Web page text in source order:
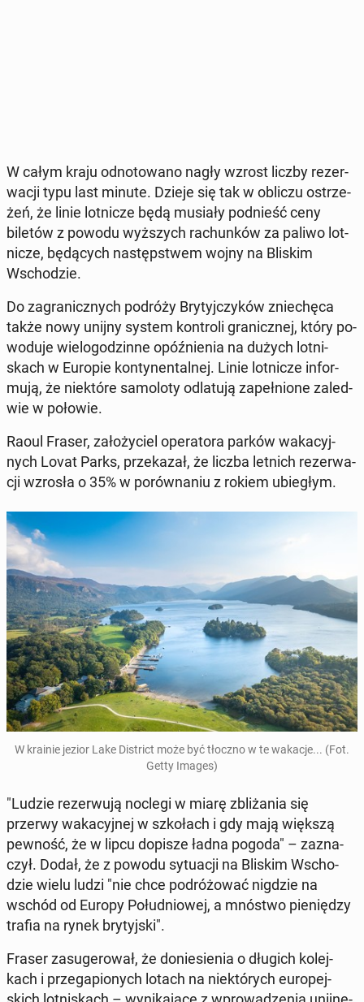
W całym kraju od­no­to­wa­no nagły wzrost liczby re­zer­
wa­cji typu last minute. Dzieje się tak w obliczu ostrze­
żeń, że linie lot­ni­cze będą musiały pod­nieść ceny
biletów z powodu wyż­szych ra­chun­ków za paliwo lot­
ni­cze, bę­dą­cych na­stęp­stwem wojny na Bliskim
Wscho­dzie.
Do za­gra­nicz­nych podróży Bry­tyj­czy­ków znie­chę­ca
także nowy unijny system kon­tro­li gra­nicz­nej, który po­
wo­du­je wie­lo­go­dzin­ne opóź­nie­nia na dużych lot­ni­
skach w Europie kon­ty­nen­tal­nej. Linie lot­ni­cze in­for­
mu­ją, że nie­któ­re sa­mo­lo­ty od­la­tu­ją za­peł­nio­ne za­le­d­
wie w połowie.
Raoul Fraser, za­ło­ży­ciel ope­ra­to­ra parków wa­ka­cyj­
nych Lovat Parks, prze­ka­zał, że liczba letnich re­zer­wa­
cji wzrosła o 35% w po­rów­na­niu z rokiem ubie­głym.
W krainie jezior Lake Di­strict może być tłoczno w te wakacje... (Fot.
Getty Images)
"Ludzie re­zer­wu­ją noclegi w miarę zbli­ża­nia się
przerwy wa­ka­cyj­nej w szko­łach i gdy mają większą
pewność, że w lipcu dopisze ładna pogoda" – za­zna­
czył. Dodał, że z powodu sy­tu­acji na Bliskim Wscho­
dzie wielu ludzi "nie chce po­dró­żo­wać nigdzie na
wschód od Europy Po­łu­dnio­wej, a mnóstwo pie­nię­dzy
trafia na rynek bry­tyj­ski".
Fraser za­su­ge­ro­wał, że do­nie­sie­nia o długich ko­lej­
kach i prze­ga­pio­nych lotach na nie­któ­rych eu­ro­pej­